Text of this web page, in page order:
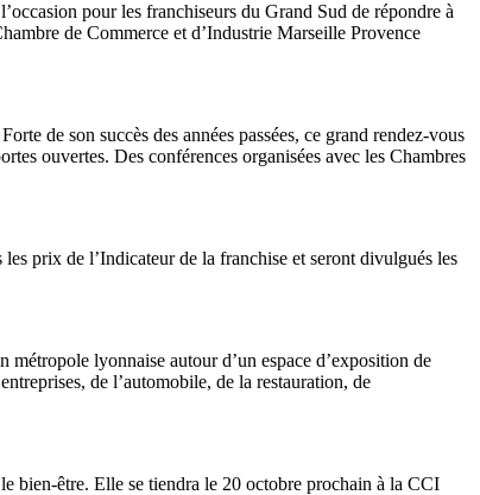
pour les franchiseurs du Grand Sud de répondre à
de Commerce et d’Industrie Marseille Provence
de son succès des années passées, ce grand rendez-vous
ouvertes. Des conférences organisées avec les Chambres
prix de l’Indicateur de la franchise et seront divulgués les
lyonnaise autour d’un espace d’exposition de
de l’automobile, de la restauration, de
bien-être. Elle se tiendra le 20 octobre prochain à la CCI